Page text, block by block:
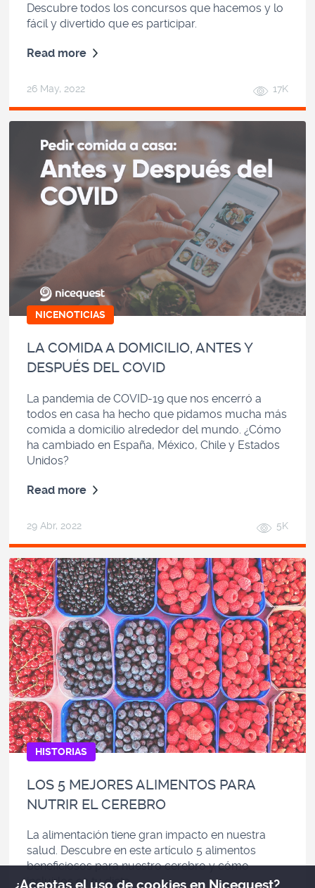
Descubre todos los concursos que hacemos y lo
fácil y divertido que es participar.
Read more
26 May, 2022 17K
NICENOTICIAS
LA COMIDA A DOMICILIO, ANTES Y
DESPUÉS DEL COVID
La pandemia de COVID-19 que nos encerró a
todos en casa ha hecho que pidamos mucha más
comida a domicilio alrededor del mundo. ¿Cómo
ha cambiado en España, México, Chile y Estados
Unidos?
Read more
29 Abr, 2022 5K
HISTORIAS
LOS 5 MEJORES ALIMENTOS PARA
NUTRIR EL CEREBRO
La alimentación tiene gran impacto en nuestra
salud. Descubre en este artículo 5 alimentos
beneficiosos para nuestro cerebro y cómo
incluirlos en tu dieta.